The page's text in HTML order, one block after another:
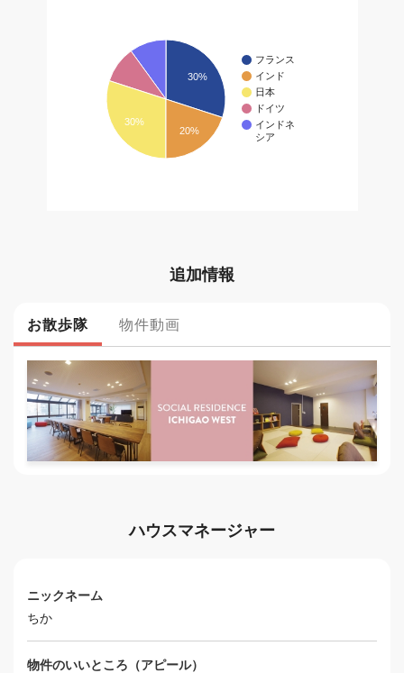
追加情報
お散歩隊 物件動画
ハウスマネージャー
ニックネーム
ちか
物件のいいところ（アピール）